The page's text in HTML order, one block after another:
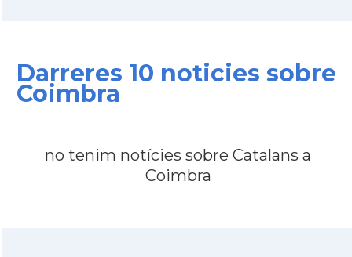
Darreres 10 noticies sobre
Coimbra
no tenim notícies sobre Catalans a
Coimbra